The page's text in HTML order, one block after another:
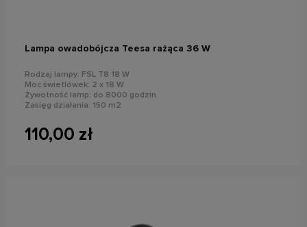
Lampa owadobójcza Teesa rażąca 36 W
Rodzaj lampy: FSL T8 18 W
Moc świetlówek: 2 x 18 W
Żywotność lamp: do 8000 godzin
Zasięg działania: 150 m2
110,00 zł